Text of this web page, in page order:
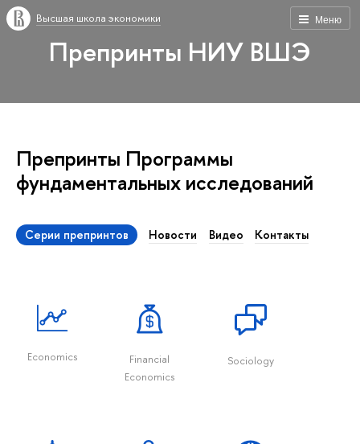
Меню
Высшая школа экономики
Препринты НИУ ВШЭ
Препринты Программы
фундаментальных исcледований
Серии препринтов Новости Видео Контакты
Economics
Financial
Economics
Sociology